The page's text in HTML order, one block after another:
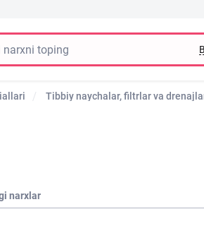
Tibbiy naychalar, filtrlar va
narxlar